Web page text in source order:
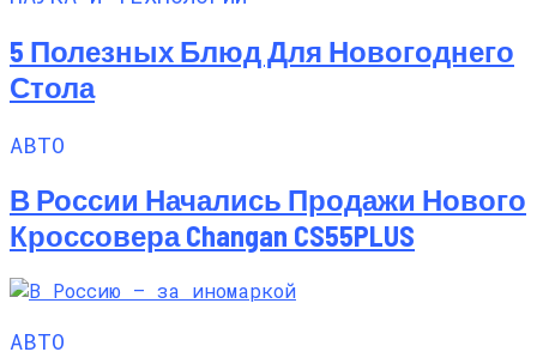
5 Полезных Блюд Для Новогоднего
Стола
АВТО
В России Начались Продажи Нового
Кроссовера Changan CS55PLUS
АВТО